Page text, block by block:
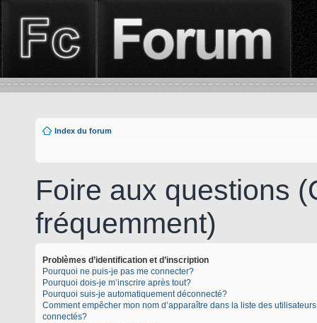
Index du forum
Foire aux questions
fréquemment)
Problèmes d’identification et d’inscription
Pourquoi ne puis-je pas me connecter?
Pourquoi dois-je m’inscrire après tout?
Pourquoi suis-je automatiquement déconnecté?
Comment empêcher mon nom d’apparaître dans la liste des utilisateurs
connectés?